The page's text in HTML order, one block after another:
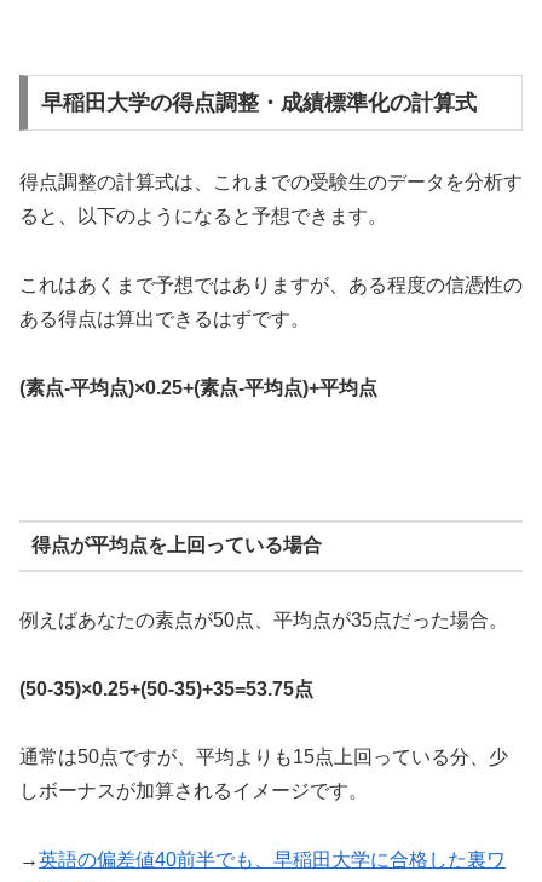
早稲田大学の得点調整・成績標準化の計算式
得点調整の計算式は、これまでの受験生のデータを分析す
ると、以下のようになると予想できます。
これはあくまで予想ではありますが、ある程度の信憑性の
ある得点は算出できるはずです。
(素点-平均点)×0.25+(素点-平均点)+平均点
得点が平均点を上回っている場合
例えばあなたの素点が50点、平均点が35点だった場合。
(50-35)×0.25+(50-35)+35=53.75点
通常は50点ですが、平均よりも15点上回っている分、少
しボーナスが加算されるイメージです。
→英語の偏差値40前半でも、早稲田大学に合格した裏ワ